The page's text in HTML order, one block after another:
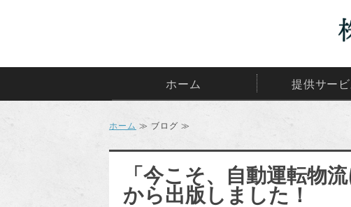
ホーム 提供サービ
ホーム ≫ ブログ ≫
「今こそ、自動運転物
から出版しました！